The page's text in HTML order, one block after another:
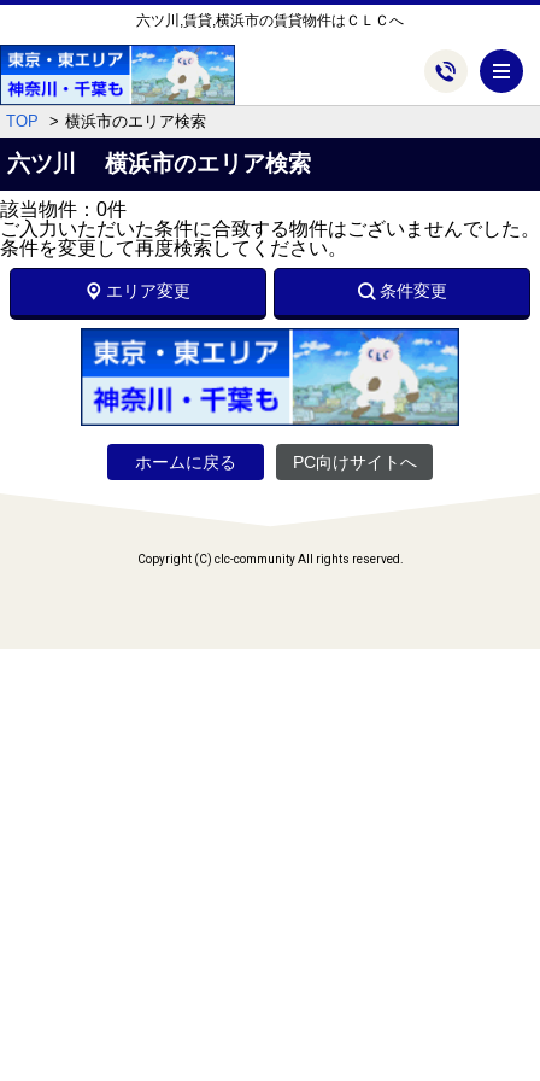
六ツ川,賃貸,横浜市の賃貸物件はＣＬＣへ
TOP 横浜市のエリア検索
六ツ川 横浜市のエリア検索
該当物件：0件
ご入力いただいた条件に合致する物件はございませんでした。
条件を変更して再度検索してください。
エリア変更 条件変更
ホームに戻る PC向けサイトへ
Copyright (C) clc-community All rights reserved.